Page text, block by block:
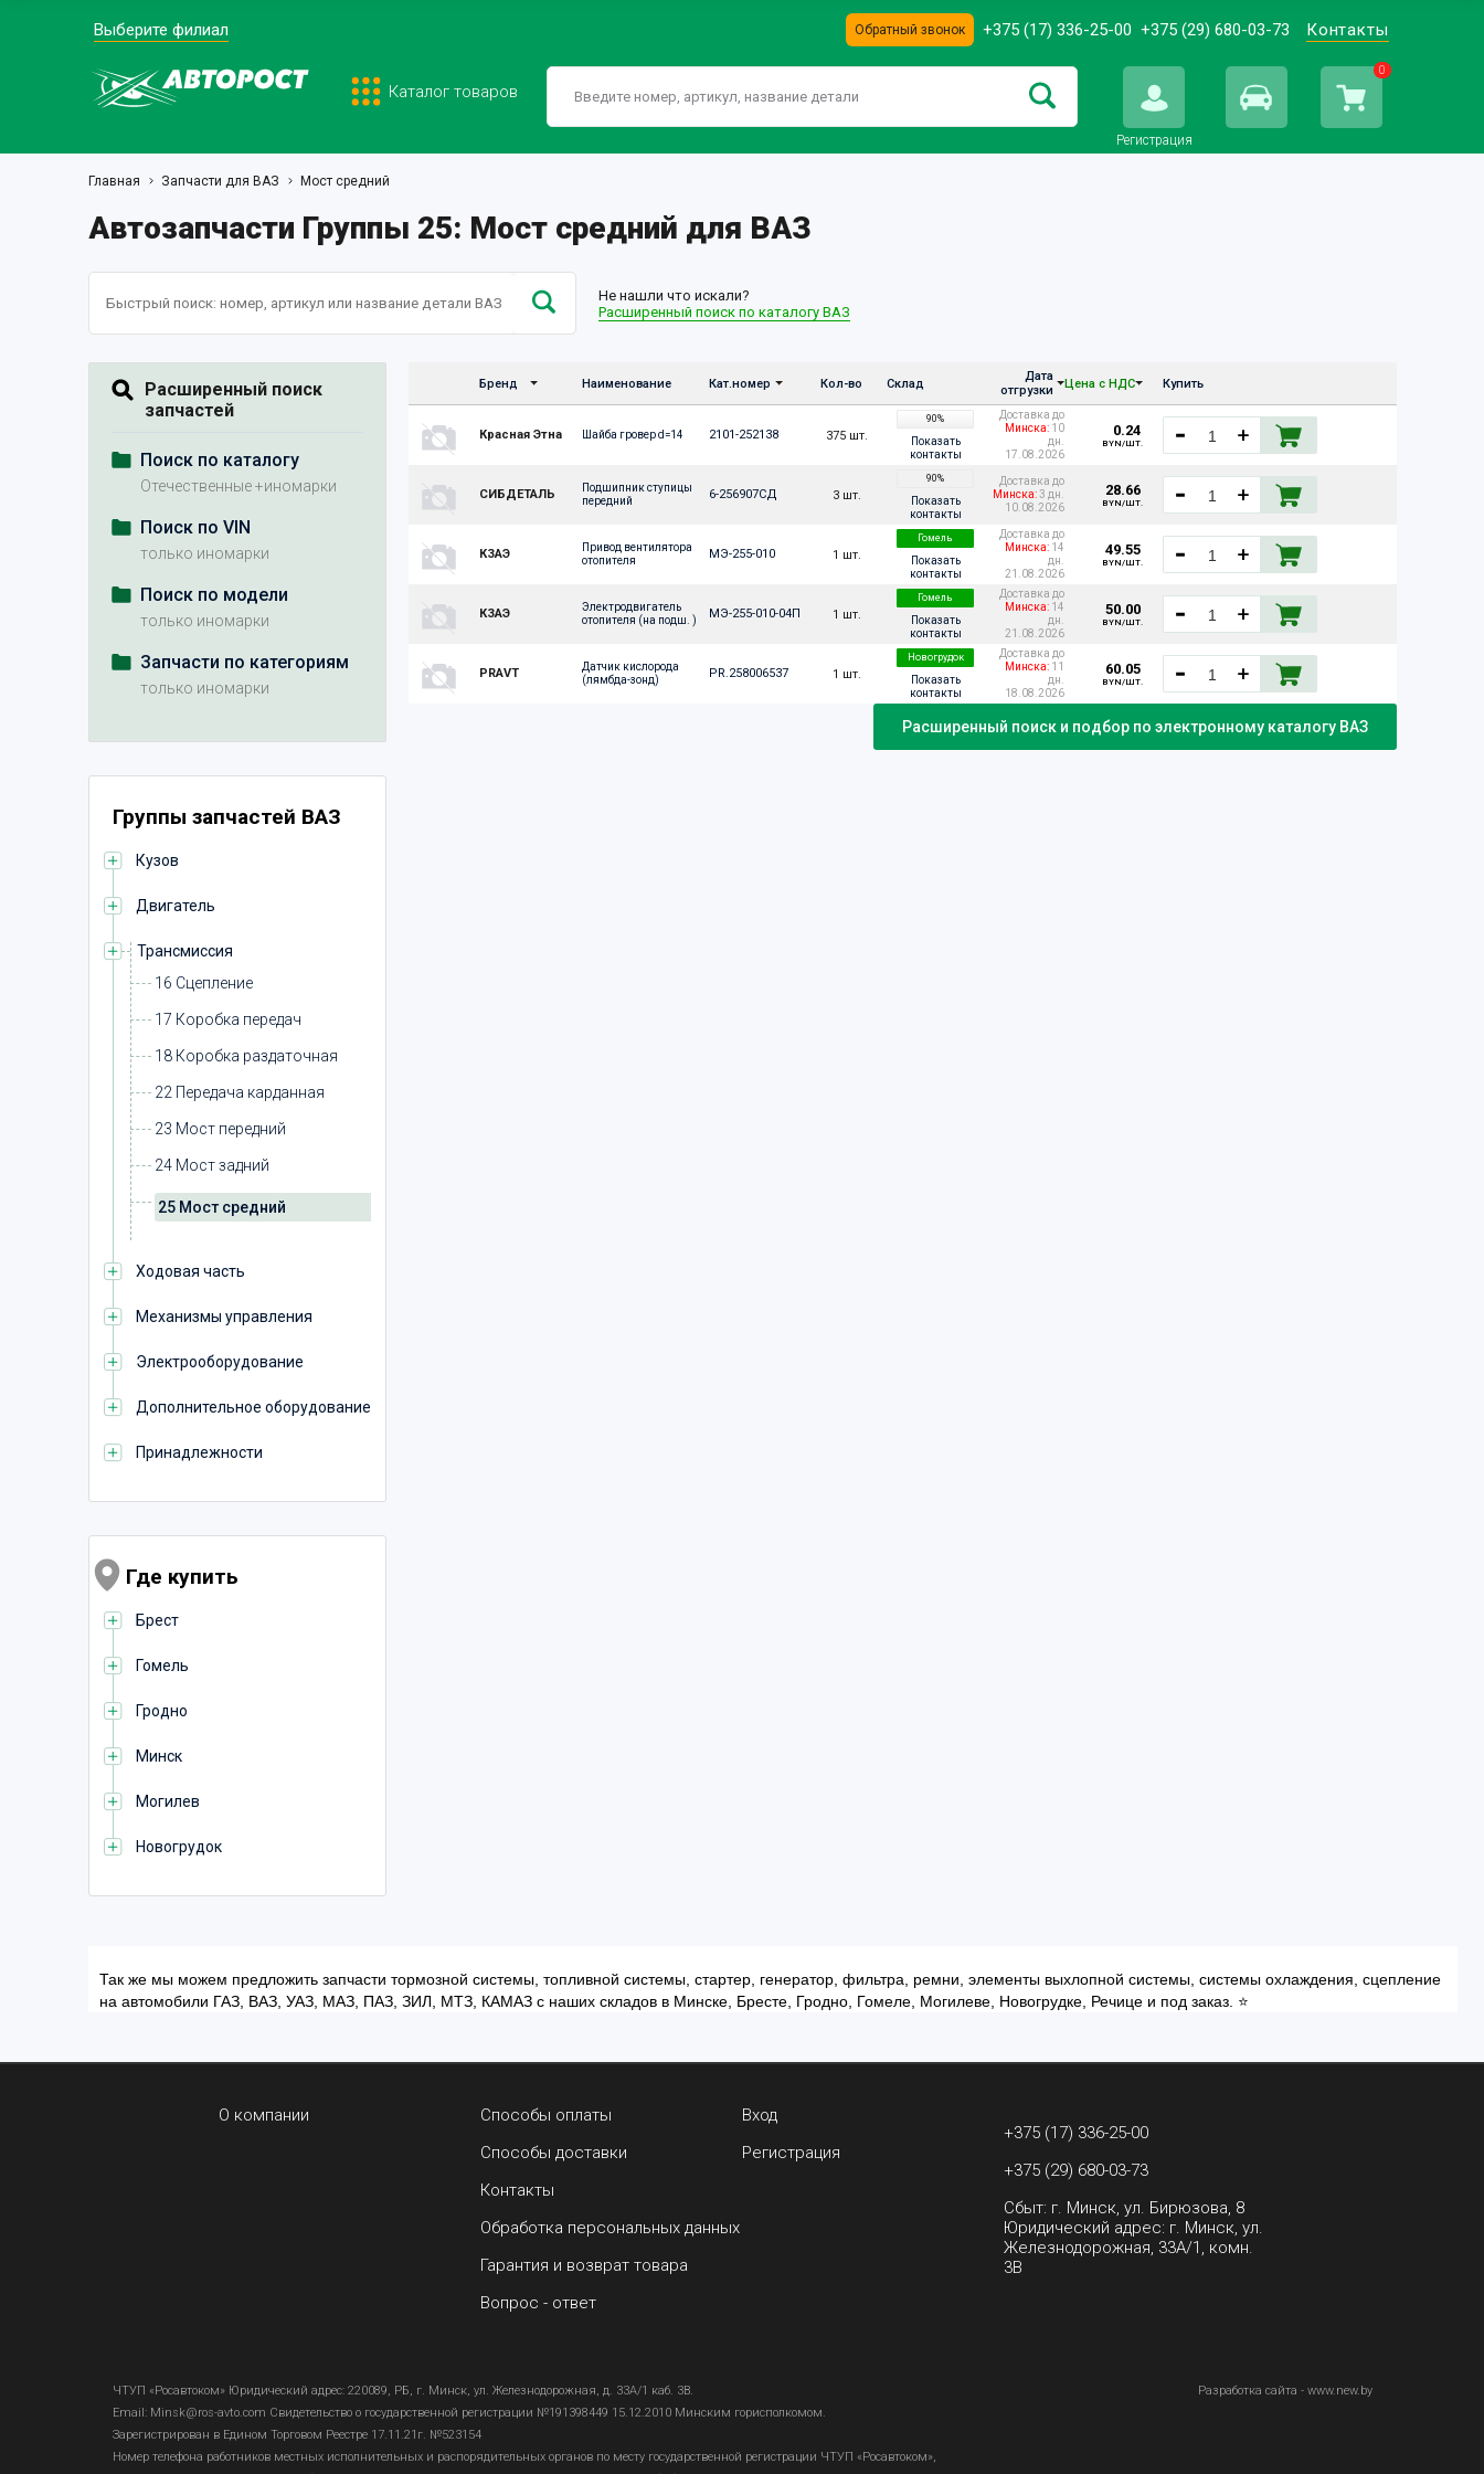
Выберите филиал Обратный звонок +375 (17) 336-25-00 +375 (29) 680-03-73 Контакты
Каталог товаров
Регистрация
0
Главная Запчасти для ВАЗ Мост средний
Автозапчасти Группы 25: Мост средний для ВАЗ
Не нашли что искали?
Расширенный поиск по каталогу ВАЗ
Расширенный поиск
запчастей
Поиск по каталогу
Отечественные +иномарки
Поиск по VIN
только иномарки
Поиск по модели
только иномарки
Запчасти по категориям
только иномарки
Группы запчастей ВАЗ
Кузов
Двигатель
Трансмиссия
16 Сцепление
17 Коробка передач
18 Коробка раздаточная
22 Передача карданная
23 Мост передний
24 Мост задний
25 Мост средний
Ходовая часть
Механизмы управления
Электрооборудование
Дополнительное оборудование
Принадлежности
Где купить
Брест
Гомель
Гродно
Минск
Могилев
Новогрудок
Бренд Наименование Кат.номер Кол-во Склад
Дата
отгрузки
Цена с НДС Купить
Красная Этна Шайба гровер d=14 2101-252138 375 шт.
90%
Показать
контакты
Доставка до
Минска:10
дн.
17.08.2026
0.24
BYN/ШТ.
СИБДЕТАЛЬ
Подшипник ступицы
передний
6-256907СД 3 шт.
90%
Показать
контакты
Доставка до
Минска:3 дн.
10.08.2026
28.66
BYN/ШТ.
КЗАЭ
Привод вентилятора
отопителя
МЭ-255-010 1 шт.
Гомель
Показать
контакты
Доставка до
Минска:14
дн.
21.08.2026
49.55
BYN/ШТ.
КЗАЭ
Электродвигатель
отопителя (на подш. )
МЭ-255-010-04П 1 шт.
Гомель
Показать
контакты
Доставка до
Минска:14
дн.
21.08.2026
50.00
BYN/ШТ.
PRAVT
Датчик кислорода
(лямбда-зонд)
PR.258006537 1 шт.
Новогрудок
Показать
контакты
Доставка до
Минска:11
дн.
18.08.2026
60.05
BYN/ШТ.
Расширенный поиск и подбор по электронному каталогу ВАЗ
Так же мы можем предложить запчасти тормозной системы, топливной системы, стартер, генератор, фильтра, ремни, элементы выхлопной системы, системы охлаждения, сцепление
на автомобили ГАЗ, ВАЗ, УАЗ, МАЗ, ПАЗ, ЗИЛ, МТЗ, КАМАЗ с наших складов в Минске, Бресте, Гродно, Гомеле, Могилеве, Новогрудке, Речице и под заказ. ⭐
О компании
Способы оплаты
Способы доставки
Контакты
Обработка персональных данных
Гарантия и возврат товара
Вопрос - ответ
Вход
Регистрация
+375 (17) 336-25-00
+375 (29) 680-03-73
Сбыт: г. Минск, ул. Бирюзова, 8
Юридический адрес: г. Минск, ул.
Железнодорожная, 33А/1, комн.
3В
ЧТУП «Росавтоком» Юридический адрес: 220089, РБ, г. Минск, ул. Железнодорожная, д. 33А/1 каб. 3В.
Email: Minsk@ros-avto.com Свидетельство о государственной регистрации №191398449 15.12.2010 Минским горисполкомом.
Зарегистрирован в Едином Торговом Реестре 17.11.21г. №523154
Номер телефона работников местных исполнительных и распорядительных органов по месту государственной регистрации ЧТУП «Росавтоком»,
Разработка сайта - www.new.by